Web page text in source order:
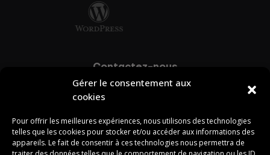
Gérer le consentement aux
cookies
Pour offrir les meilleures expériences, nous utilisons des technologies
telles que les cookies pour stocker et/ou accéder aux informations des
appareils. Le fait de consentir à ces technologies nous permettra de
Contactez-nous
Naviguez